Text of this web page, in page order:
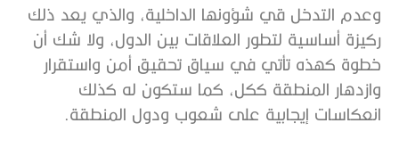
وعدم التدخل قي شؤونها الداخلية، والذي يعد ذلك
ركيزة أساسية لتطور العلاقات بين الدول، ولا شك أن
خطوة كهذه تأتي في سياق تحقيق أمن واستقرار
وازدهار المنطقة ككل، كما ستكون له كذلك
انعكاسات إيجابية على شعوب ودول المنطقة.